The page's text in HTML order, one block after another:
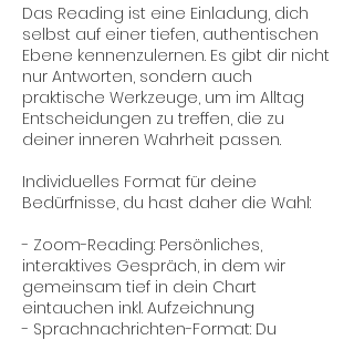
Das Reading ist eine Einladung, dich
selbst auf einer tiefen, authentischen
Ebene kennenzulernen. Es gibt dir nicht
nur Antworten, sondern auch
praktische Werkzeuge, um im Alltag
Entscheidungen zu treffen, die zu
deiner inneren Wahrheit passen.
Individuelles Format für deine
Bedürfnisse, du hast daher die Wahl:
- Zoom-Reading: Persönliches,
interaktives Gespräch, in dem wir
gemeinsam tief in dein Chart
eintauchen inkl. Aufzeichnung
- Sprachnachrichten-Format: Du